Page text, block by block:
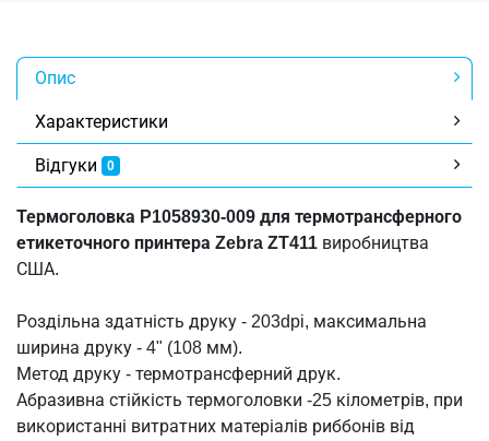
Опис
Характеристики
Відгуки 0
Термоголовка P1058930-009 для термотрансферного
етикеточного принтера Zebra ZT411 виробництва
США.
Роздільна здатність друку - 203dpi, максимальна
ширина друку - 4" (108 мм).
Метод друку - термотрансферний друк.
Абразивна стійкість термоголовки -25 кілометрів, при
використанні витратних матеріалів риббонів від